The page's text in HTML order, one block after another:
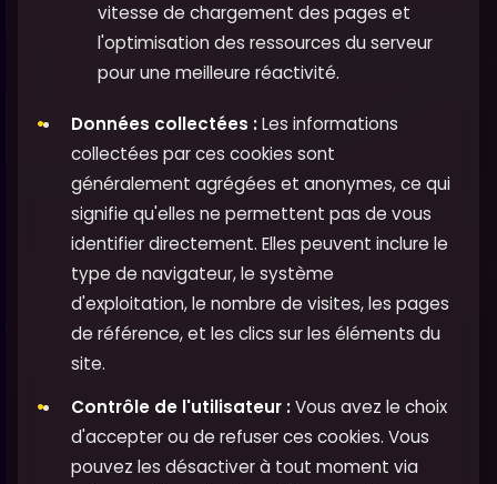
vitesse de chargement des pages et
l'optimisation des ressources du serveur
pour une meilleure réactivité.
Données collectées :Les informations
collectées par ces cookies sont
généralement agrégées et anonymes, ce qui
signifie qu'elles ne permettent pas de vous
identifier directement. Elles peuvent inclure le
type de navigateur, le système
d'exploitation, le nombre de visites, les pages
de référence, et les clics sur les éléments du
site.
Contrôle de l'utilisateur :Vous avez le choix
d'accepter ou de refuser ces cookies. Vous
pouvez les désactiver à tout moment via